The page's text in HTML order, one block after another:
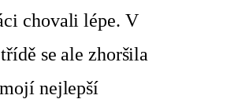
chovali lépe. V
se ale zhoršila
nejlepší